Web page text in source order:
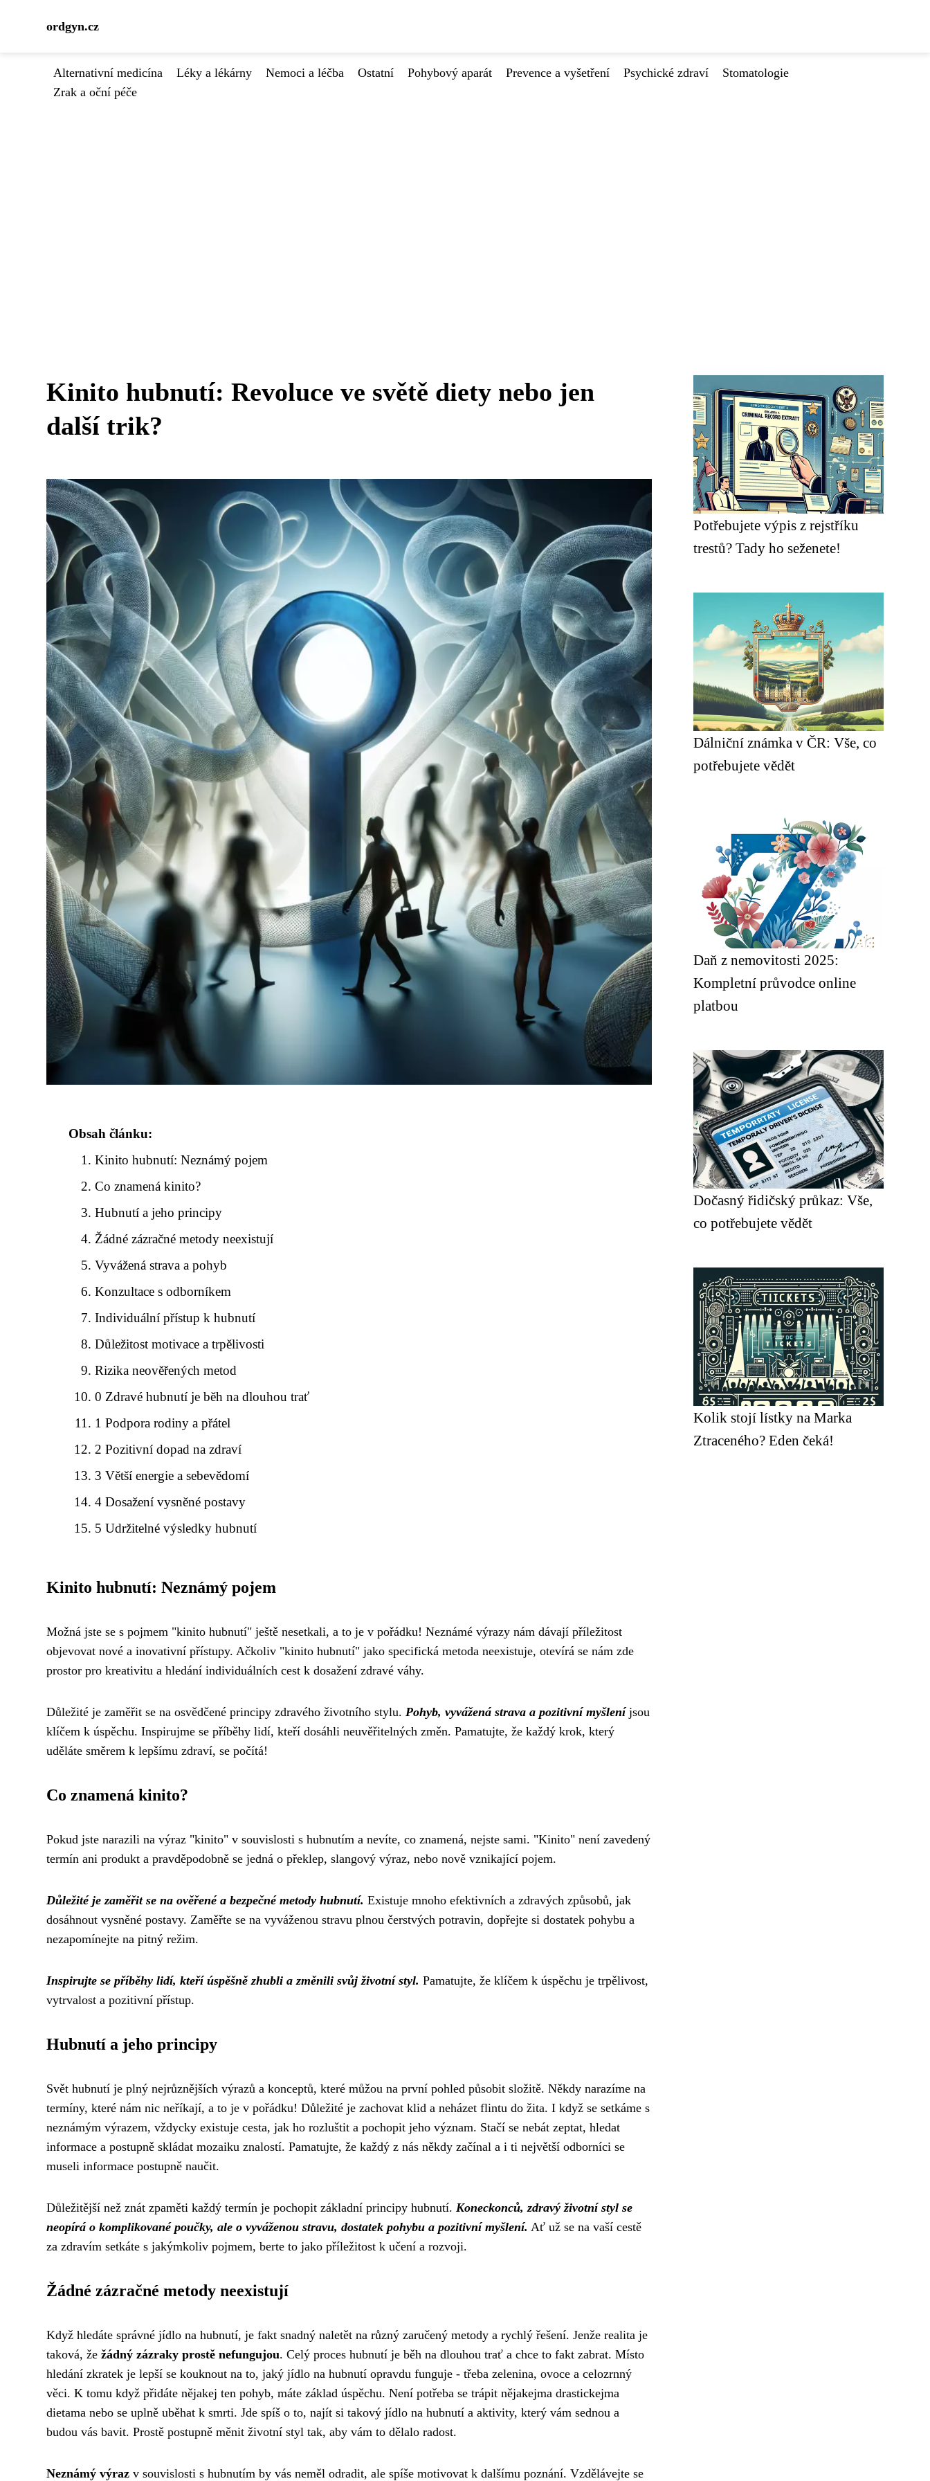
ordgyn.cz
Alternativní medicína Léky a lékárny Nemoci a léčba Ostatní Pohybový aparát Prevence a vyšetření Psychické zdraví
Stomatologie
Zrak a oční péče
Kinito hubnutí: Revoluce ve světě diety nebo jen
další trik?
Obsah článku:
Kinito hubnutí: Neznámý pojem
Co znamená kinito?
Hubnutí a jeho principy
Žádné zázračné metody neexistují
Vyvážená strava a pohyb
Konzultace s odborníkem
Individuální přístup k hubnutí
Důležitost motivace a trpělivosti
Rizika neověřených metod
0 Zdravé hubnutí je běh na dlouhou trať
1 Podpora rodiny a přátel
2 Pozitivní dopad na zdraví
3 Větší energie a sebevědomí
4 Dosažení vysněné postavy
5 Udržitelné výsledky hubnutí
Kinito hubnutí: Neznámý pojem
Možná jste se s pojmem "kinito hubnutí" ještě nesetkali, a to je v pořádku! Neznámé výrazy nám dávají příležitost
objevovat nové a inovativní přístupy. Ačkoliv "kinito hubnutí" jako specifická metoda neexistuje, otevírá se nám zde
prostor pro kreativitu a hledání individuálních cest k dosažení zdravé váhy.
Důležité je zaměřit se na osvědčené principy zdravého životního stylu. Pohyb, vyvážená strava a pozitivní myšleníjsou
klíčem k úspěchu. Inspirujme se příběhy lidí, kteří dosáhli neuvěřitelných změn. Pamatujte, že každý krok, který
uděláte směrem k lepšímu zdraví, se počítá!
Co znamená kinito?
Pokud jste narazili na výraz "kinito" v souvislosti s hubnutím a nevíte, co znamená, nejste sami. "Kinito" není zavedený
termín ani produkt a pravděpodobně se jedná o překlep, slangový výraz, nebo nově vznikající pojem.
Důležité je zaměřit se na ověřené a bezpečné metody hubnutí. Existuje mnoho efektivních a zdravých způsobů, jak
dosáhnout vysněné postavy. Zaměřte se na vyváženou stravu plnou čerstvých potravin, dopřejte si dostatek pohybu a
nezapomínejte na pitný režim.
Inspirujte se příběhy lidí, kteří úspěšně zhubli a změnili svůj životní styl. Pamatujte, že klíčem k úspěchu je trpělivost,
vytrvalost a pozitivní přístup.
Hubnutí a jeho principy
Svět hubnutí je plný nejrůznějších výrazů a konceptů, které můžou na první pohled působit složitě. Někdy narazíme na
termíny, které nám nic neříkají, a to je v pořádku! Důležité je zachovat klid a neházet flintu do žita. I když se setkáme s
neznámým výrazem, vždycky existuje cesta, jak ho rozluštit a pochopit jeho význam. Stačí se nebát zeptat, hledat
informace a postupně skládat mozaiku znalostí. Pamatujte, že každý z nás někdy začínal a i ti největší odborníci se
museli informace postupně naučit.
Důležitější než znát zpaměti každý termín je pochopit základní principy hubnutí. Koneckonců, zdravý životní styl se
neopírá o komplikované poučky, ale o vyváženou stravu, dostatek pohybu a pozitivní myšlení. Ať už se na vaší cestě
za zdravím setkáte s jakýmkoliv pojmem, berte to jako příležitost k učení a rozvoji.
Žádné zázračné metody neexistují
Když hledáte správné jídlo na hubnutí, je fakt snadný naletět na různý zaručený metody a rychlý řešení. Jenže realita je
taková, že žádný zázraky prostě nefungujou. Celý proces hubnutí je běh na dlouhou trať a chce to fakt zabrat. Místo
hledání zkratek je lepší se kouknout na to, jaký jídlo na hubnutí opravdu funguje - třeba zelenina, ovoce a celozrnný
věci. K tomu když přidáte nějakej ten pohyb, máte základ úspěchu. Není potřeba se trápit nějakejma drastickejma
dietama nebo se uplně uběhat k smrti. Jde spíš o to, najít si takový jídlo na hubnutí a aktivity, který vám sednou a
budou vás bavit. Prostě postupně měnit životní styl tak, aby vám to dělalo radost.
Neznámý výraz v souvislosti s hubnutím by vás neměl odradit, ale spíše motivovat k dalšímu poznání. Vzdělávejte se
Potřebujete výpis z rejstříku
trestů? Tady ho seženete!
Dálniční známka v ČR: Vše, co
potřebujete vědět
Daň z nemovitosti 2025:
Kompletní průvodce online
platbou
Dočasný řidičský průkaz: Vše,
co potřebujete vědět
Kolik stojí lístky na Marka
Ztraceného? Eden čeká!